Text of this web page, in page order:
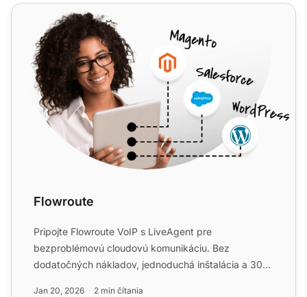
Flowroute
Flowroute
Pripojte Flowroute VoIP s LiveAgent pre
bezproblémovú cloudovú komunikáciu. Bez
dodatočných nákladov, jednoduchá inštalácia a 30-
Jan 20, 2026 2 min čítania